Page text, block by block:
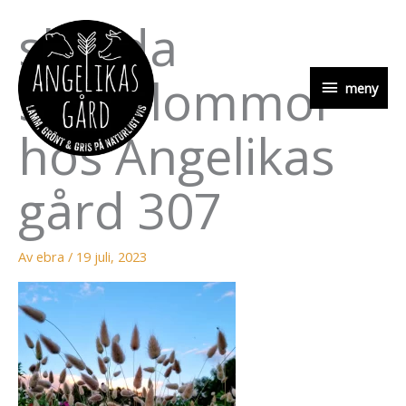
innehåll
meny
meny
skörda
snittblommor
hos Angelikas
gård 307
Av ebra / 19 juli, 2023